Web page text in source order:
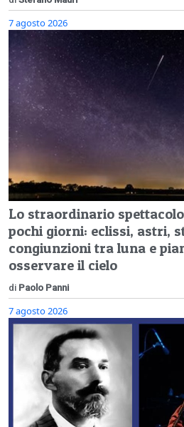
7 agosto 2026
Lo straordinario
pochi giorni: eclissi, astri,
congiunzioni tra luna e
osservare il cielo
di Paolo Panni
7 agosto 2026